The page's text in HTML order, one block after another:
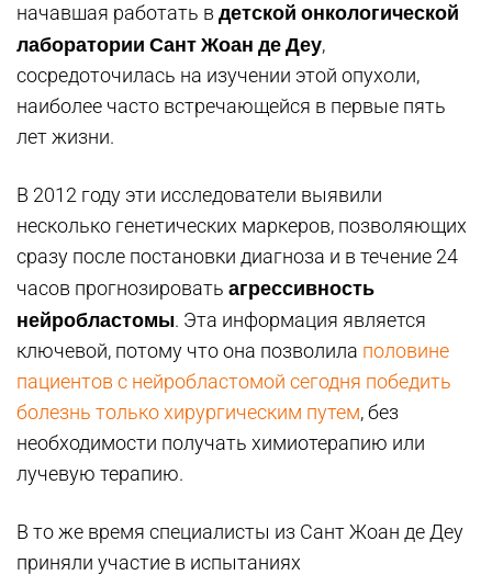
начавшая работать в детской онкологической
лаборатории Сант Жоан де Деу,
сосредоточилась на изучении этой опухоли,
наиболее часто встречающейся в первые пять
лет жизни.
В 2012 году эти исследователи выявили
несколько генетических маркеров, позволяющих
сразу после постановки диагноза и в течение 24
часов прогнозировать агрессивность
нейробластомы. Эта информация является
ключевой, потому что она позволила половине
пациентов с нейробластомой сегодня победить
болезнь только хирургическим путем, без
необходимости получать химиотерапию или
лучевую терапию.
В то же время специалисты из Сант Жоан де Деу
приняли участие в испытаниях